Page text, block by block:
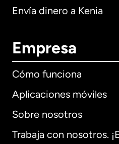
Envía dinero a Kenia
Empresa
Cómo funciona
Aplicaciones móviles
Sobre nosotros
Trabaja con nosotros.